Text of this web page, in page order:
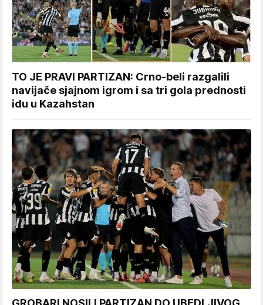
TO JE PRAVI PARTIZAN: Crno-beli razgalili
navijače sjajnom igrom i sa tri gola prednosti
idu u Kazahstan